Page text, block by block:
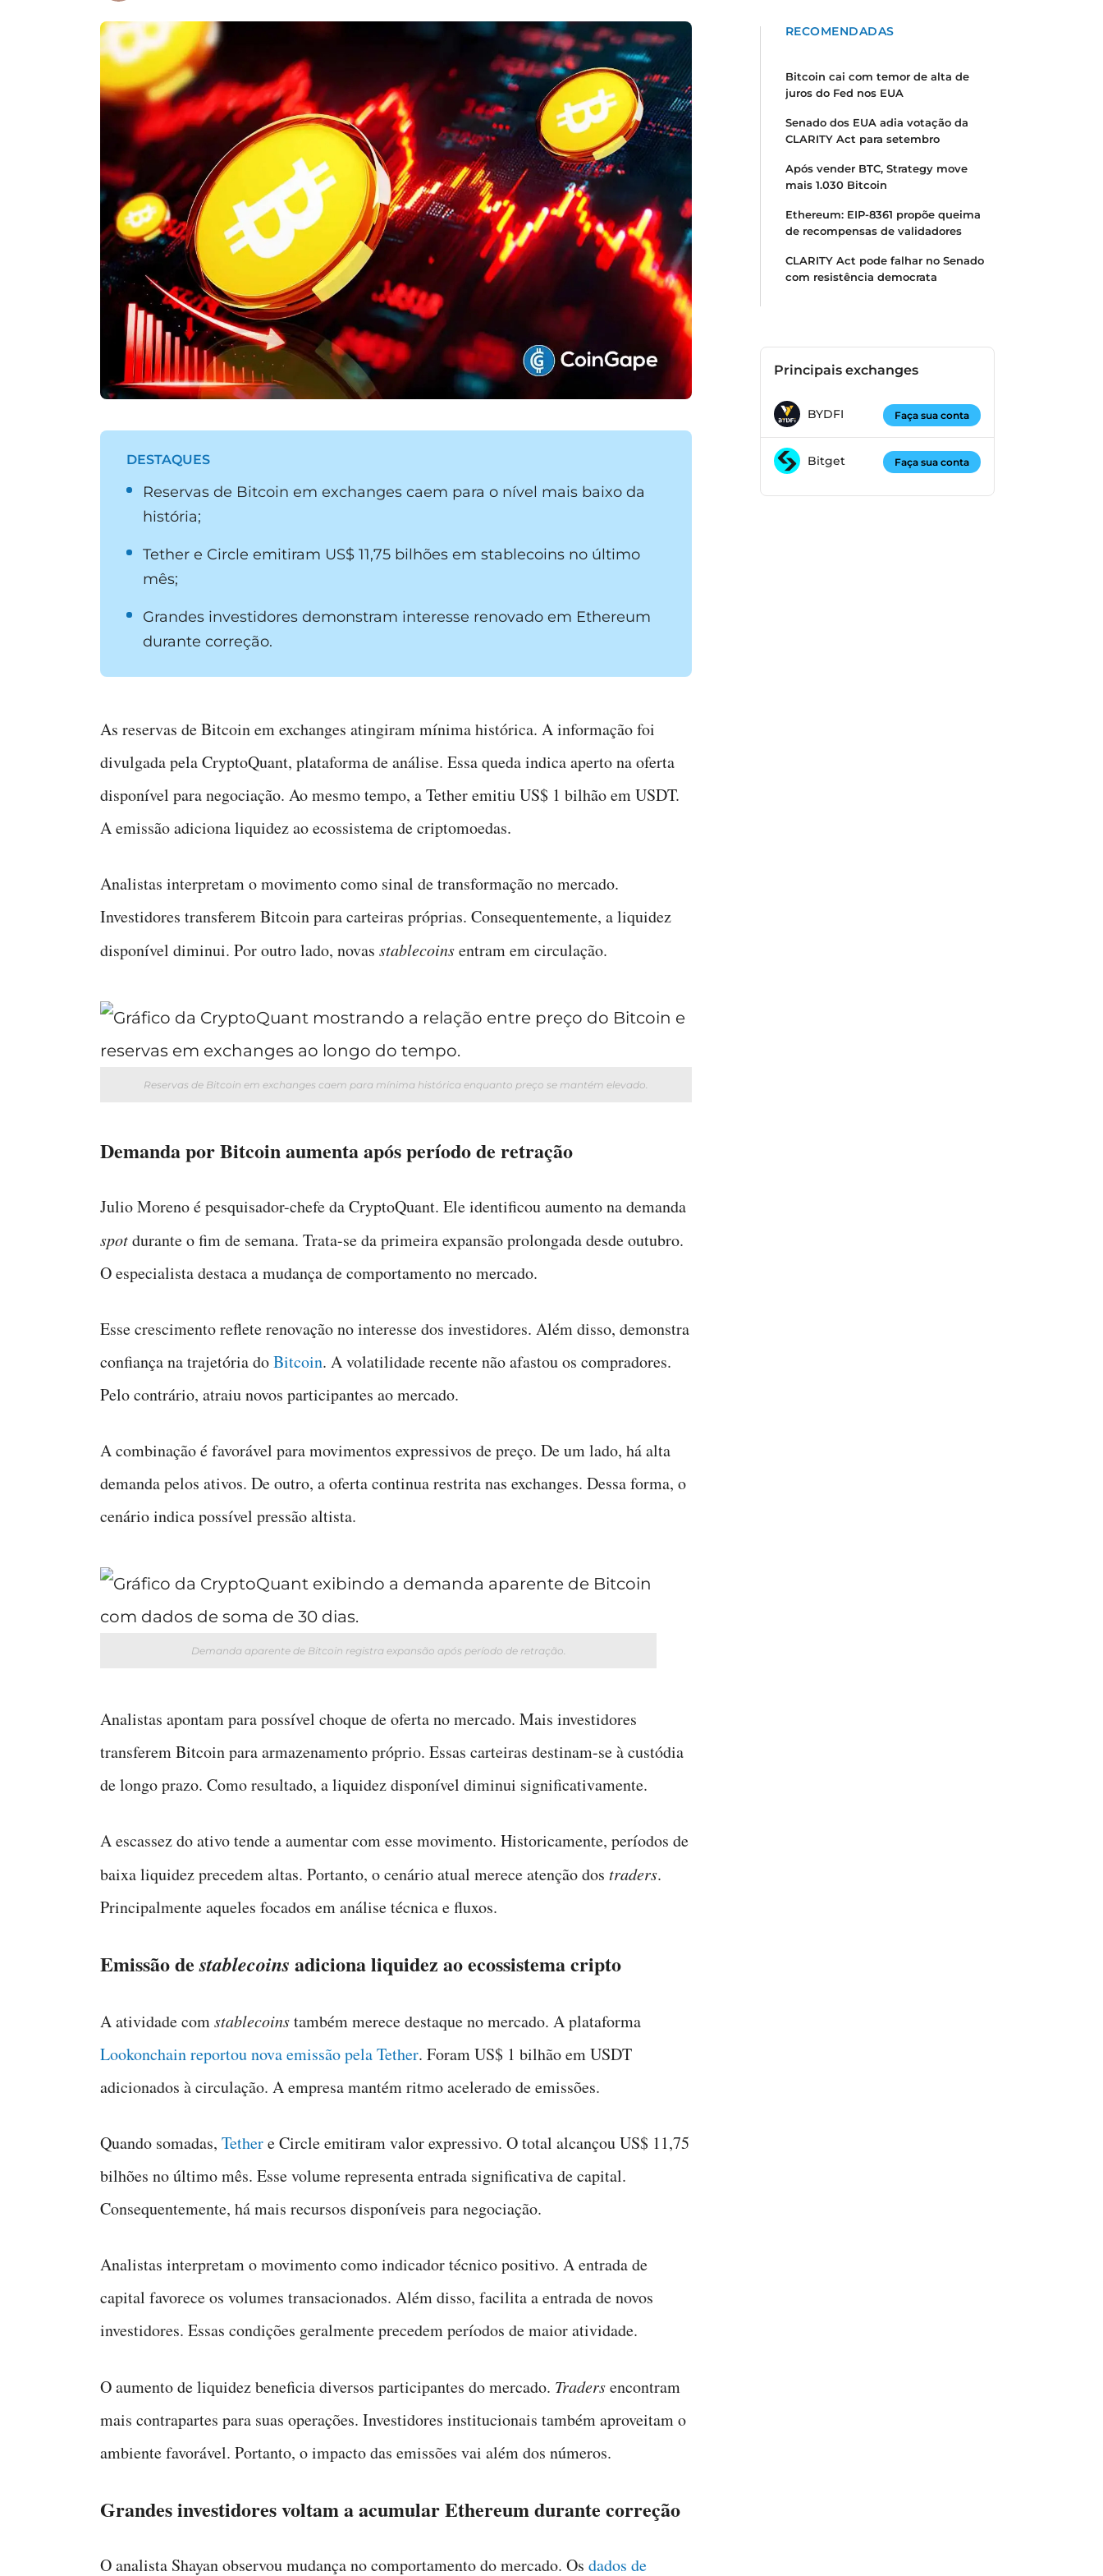
DESTAQUES
Reservas de Bitcoin em exchanges caem para o nível mais baixo da
história;
Tether e Circle emitiram US$ 11,75 bilhões em stablecoins no último
mês;
Grandes investidores demonstram interesse renovado em Ethereum
durante correção.
As reservas de Bitcoin em exchanges atingiram mínima histórica. A informação foi
divulgada pela CryptoQuant, plataforma de análise. Essa queda indica aperto na oferta
disponível para negociação. Ao mesmo tempo, a Tether emitiu US$ 1 bilhão em USDT.
A emissão adiciona liquidez ao ecossistema de criptomoedas.
Analistas interpretam o movimento como sinal de transformação no mercado.
Investidores transferem Bitcoin para carteiras próprias. Consequentemente, a liquidez
disponível diminui. Por outro lado, novas stablecoinsentram em circulação.
Reservas de Bitcoin em exchanges caem para mínima histórica enquanto preço se mantém elevado.
Demanda por Bitcoin aumenta após período de retração
Julio Moreno é pesquisador-chefe da CryptoQuant. Ele identificou aumento na demanda
spotdurante o fim de semana. Trata-se da primeira expansão prolongada desde outubro.
O especialista destaca a mudança de comportamento no mercado.
Esse crescimento reflete renovação no interesse dos investidores. Além disso, demonstra
confiança na trajetória doBitcoin. A volatilidade recente não afastou os compradores.
Pelo contrário, atraiu novos participantes ao mercado.
A combinação é favorável para movimentos expressivos de preço. De um lado, há alta
demanda pelos ativos. De outro, a oferta continua restrita nas exchanges. Dessa forma, o
cenário indica possível pressão altista.
Demanda aparente de Bitcoin registra expansão após período de retração.
Analistas apontam para possível choque de oferta no mercado. Mais investidores
transferem Bitcoin para armazenamento próprio. Essas carteiras destinam-se à custódia
de longo prazo. Como resultado, a liquidez disponível diminui significativamente.
A escassez do ativo tende a aumentar com esse movimento. Historicamente, períodos de
baixa liquidez precedem altas. Portanto, o cenário atual merece atenção dos traders.
Principalmente aqueles focados em análise técnica e fluxos.
Emissão destablecoins adiciona liquidez ao ecossistema cripto
A atividade comstablecoinstambém merece destaque no mercado. A plataforma
Lookonchain reportou nova emissão pela Tether. Foram US$ 1 bilhão em USDT
adicionados à circulação. A empresa mantém ritmo acelerado de emissões.
Quando somadas, Tethere Circle emitiram valor expressivo. O total alcançou US$ 11,75
bilhões no último mês. Esse volume representa entrada significativa de capital.
Consequentemente, há mais recursos disponíveis para negociação.
Analistas interpretam o movimento como indicador técnico positivo. A entrada de
capital favorece os volumes transacionados. Além disso, facilita a entrada de novos
investidores. Essas condições geralmente precedem períodos de maior atividade.
O aumento de liquidez beneficia diversos participantes do mercado. Tradersencontram
mais contrapartes para suas operações. Investidores institucionais também aproveitam o
ambiente favorável. Portanto, o impacto das emissões vai além dos números.
Grandes investidores voltam a acumular Ethereum durante correção
O analista Shayan observou mudança no comportamento do mercado. Os dados de
RECOMENDADAS
Bitcoin cai com temor de alta de
juros do Fed nos EUA
Senado dos EUA adia votação da
CLARITY Act para setembro
Após vender BTC, Strategy move
mais 1.030 Bitcoin
Ethereum: EIP-8361 propõe queima
de recompensas de validadores
CLARITY Act pode falhar no Senado
com resistência democrata
Principais exchanges
BYDFI Faça sua conta
Bitget Faça sua conta